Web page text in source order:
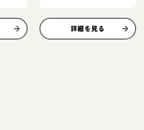
詳細を見る